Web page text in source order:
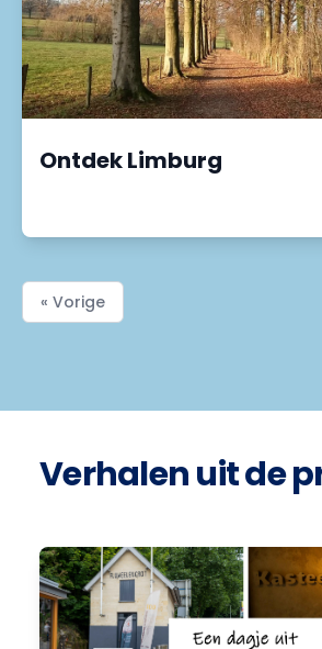
Ontdek Limburg
« Vorige
Verhalen uit de